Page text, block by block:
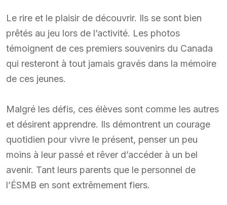
Le rire et le plaisir de découvrir. Ils se sont bien
prêtés au jeu lors de l’activité. Les photos
témoignent de ces premiers souvenirs du Canada
qui resteront à tout jamais gravés dans la mémoire
de ces jeunes.
Malgré les défis, ces élèves sont comme les autres
et désirent apprendre. Ils démontrent un courage
quotidien pour vivre le présent, penser un peu
moins à leur passé et rêver d’accéder à un bel
avenir. Tant leurs parents que le personnel de
l’ÉSMB en sont extrêmement fiers.